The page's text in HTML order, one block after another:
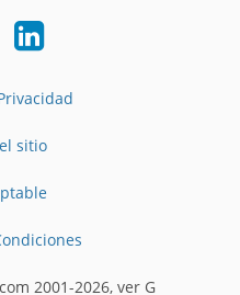
LinkedIn
sitio
2001-2026, ver G